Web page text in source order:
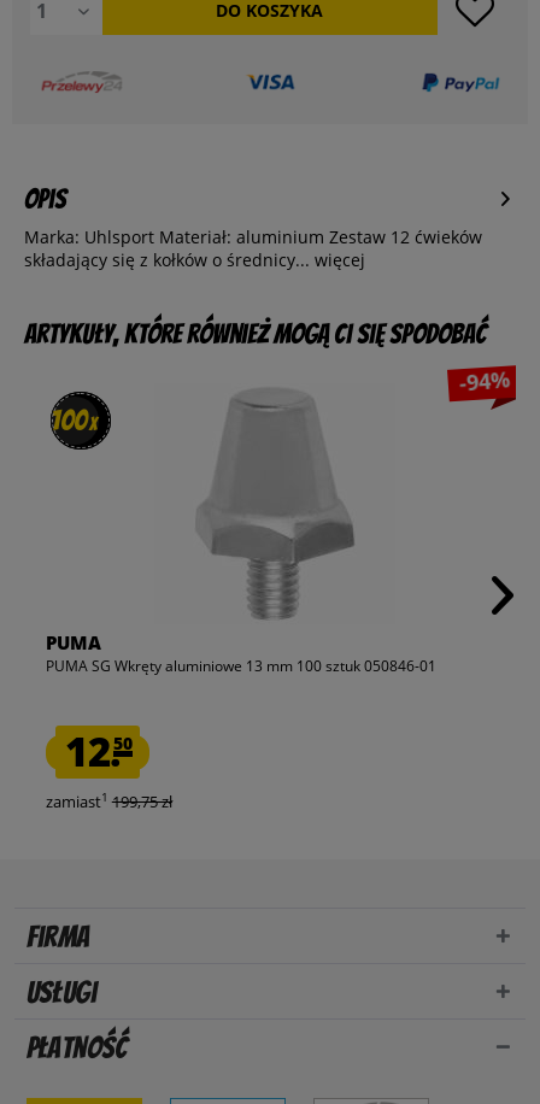
DO KOSZYKA
Opis
Marka: Uhlsport Materiał: aluminium Zestaw 12 ćwieków
składający się z kołków o średnicy... więcej
Artykuły, które również mogą Ci się spodobać
100x
100x
-94%
PUMA
PUMA SG Wkręty aluminiowe 13 mm 100 sztuk 050846-01
12.50
zamiast1 199,75 zł
Firma
Usługi
Płatność